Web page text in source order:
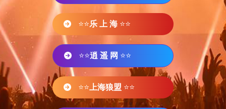
⭐⭐乐 上 海 ⭐⭐
⭐⭐逍 遥 网 ⭐⭐
⭐⭐ 上海狼盟 ⭐⭐